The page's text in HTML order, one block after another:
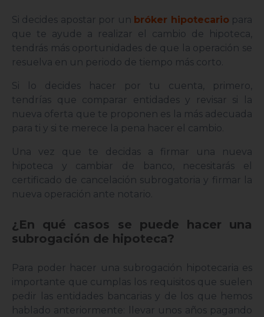
Si decides apostar por un bróker hipotecariopara
que te ayude a realizar el cambio de hipoteca,
tendrás más oportunidades de que la operación se
resuelva en un periodo de tiempo más corto.
Si lo decides hacer por tu cuenta, primero,
tendrías que comparar entidades y revisar si la
nueva oferta que te proponen es la más adecuada
para ti y si te merece la pena hacer el cambio.
Una vez que te decidas a firmar una nueva
hipoteca y cambiar de banco, necesitarás el
certificado de cancelación subrogatoria y firmar la
nueva operación ante notario.
¿En qué casos se puede hacer una
subrogación de hipoteca?
Para poder hacer una subrogación hipotecaria es
importante que cumplas los requisitos que suelen
pedir las entidades bancarias y de los que hemos
hablado anteriormente: llevar unos años pagando